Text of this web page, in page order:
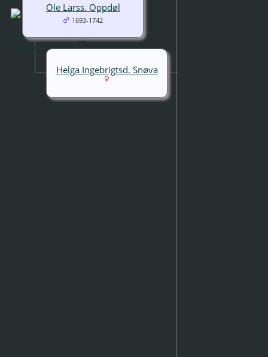
Ole Larss. Oppdøl
1693-1742
Helga Ingebrigtsd. Snøva